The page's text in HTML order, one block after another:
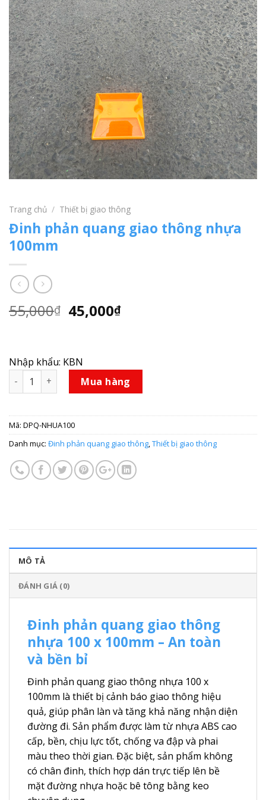
Trang chủ / Thiết bị giao thông
Đinh phản quang giao thông nhựa
100mm
55,000₫ 45,000₫
Nhập khẩu: KBN
Đinh phản quang giao thông nhựa 100mm số lượng
Mua hàng
Mã: DPQ-NHUA100
Danh mục: Đinh phản quang giao thông,Thiết bị giao thông
MÔ TẢ
ĐÁNH GIÁ (0)
Đinh phản quang giao thông
nhựa 100 x 100mm – An toàn
và bền bỉ
Đinh phản quang giao thông nhựa 100 x
100mm là thiết bị cảnh báo giao thông hiệu
quả, giúp phân làn và tăng khả năng nhận diện
đường đi. Sản phẩm được làm từ nhựa ABS cao
cấp, bền, chịu lực tốt, chống va đập và phai
màu theo thời gian. Đặc biệt, sản phẩm không
có chân đinh, thích hợp dán trực tiếp lên bề
mặt đường nhựa hoặc bê tông bằng keo